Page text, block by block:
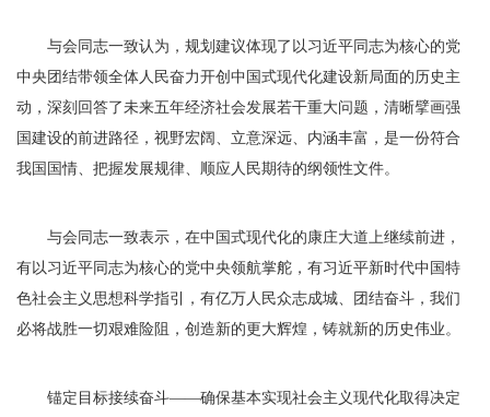
与会同志一致认为，规划建议体现了以习近平同志为核心的党
中央团结带领全体人民奋力开创中国式现代化建设新局面的历史主
动，深刻回答了未来五年经济社会发展若干重大问题，清晰擘画强
国建设的前进路径，视野宏阔、立意深远、内涵丰富，是一份符合
我国国情、把握发展规律、顺应人民期待的纲领性文件。
与会同志一致表示，在中国式现代化的康庄大道上继续前进，
有以习近平同志为核心的党中央领航掌舵，有习近平新时代中国特
色社会主义思想科学指引，有亿万人民众志成城、团结奋斗，我们
必将战胜一切艰难险阻，创造新的更大辉煌，铸就新的历史伟业。
锚定目标接续奋斗——确保基本实现社会主义现代化取得决定